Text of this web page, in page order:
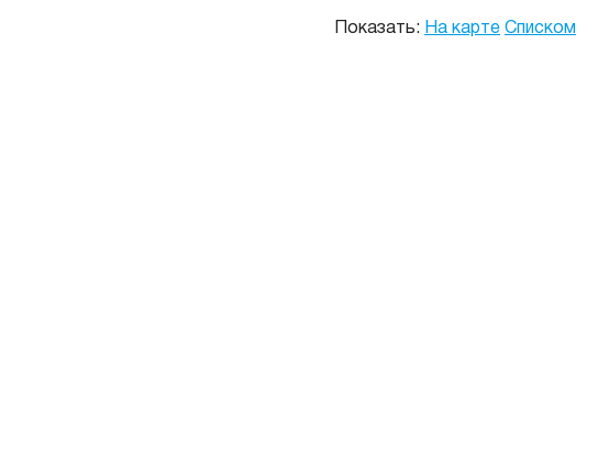
Показать: На карте Списком